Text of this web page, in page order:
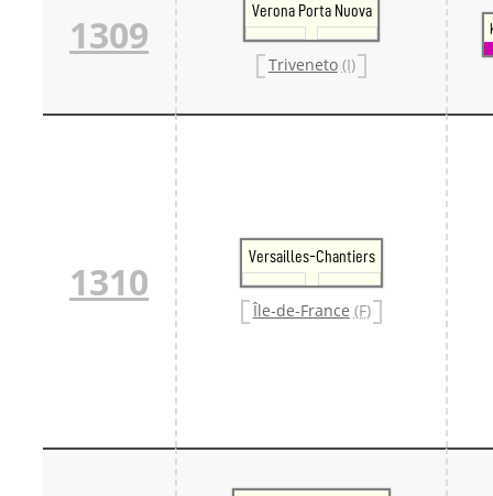
1309
Verona Porta Nuova
Triveneto (I)
1310
Versailles-Chantiers
Île-de-France (F)